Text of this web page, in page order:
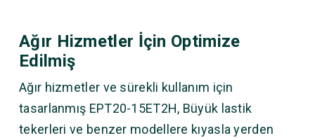
Ağır Hizmetler İçin Optimize
Edilmiş
Ağır hizmetler ve sürekli kullanım için
tasarlanmış EPT20-15ET2H, Büyük lastik
tekerleri ve benzer modellere kıyasla yerden